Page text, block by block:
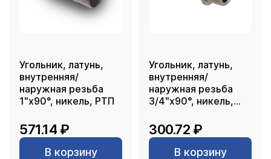
Угольник, латунь,
внутренняя/
наружная резьба
1"х90°, никель, РТП
571.14 ₽
В корзину
Угольник, латунь,
внутренняя/
наружная резьба
3/4"х90°, никель,
300.72 ₽
В корзину